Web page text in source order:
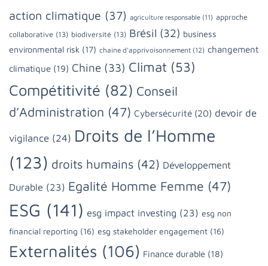
action climatique (37) agriculture responsable (11) approche
collaborative (13) biodiversité (13) Brésil (32) business
environmental risk (17) chaine d'apprivoisonnement (12) changement
climatique (19) Chine (33) Climat (53)
Compétitivité (82) Conseil
d’Administration (47) Cybersécurité (20) devoir de
vigilance (24) Droits de l’Homme
(123) droits humains (42) Développement
Durable (23) Egalité Homme Femme (47)
ESG (141) esg impact investing (23) esg non
financial reporting (16) esg stakeholder engagement (16)
Externalités (106) Finance durable (18)